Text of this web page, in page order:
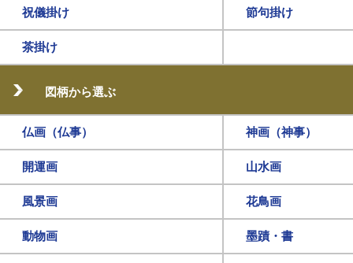
祝儀掛け 節句掛け
茶掛け
図柄から選ぶ
仏画（仏事） 神画（神事）
開運画 山水画
風景画 花鳥画
動物画 墨蹟・書